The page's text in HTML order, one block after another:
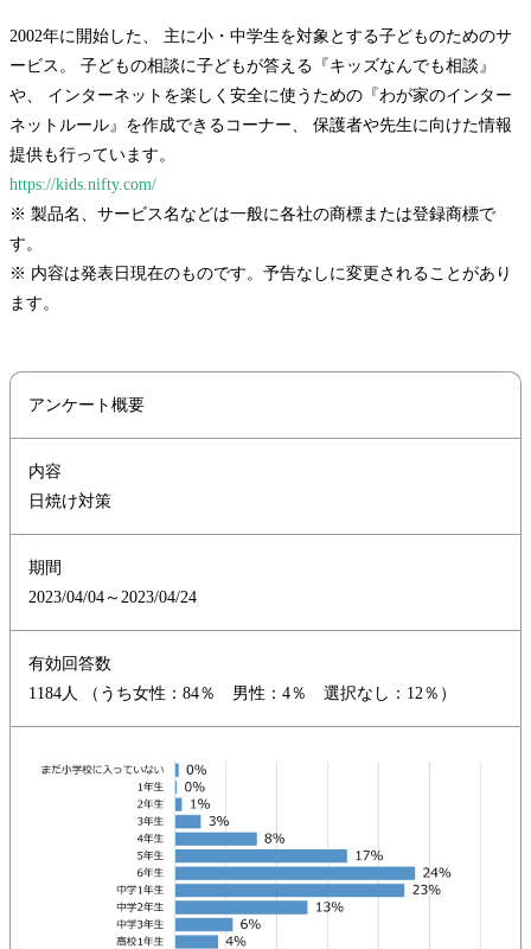
2002年に開始した、 主に小・中学生を対象とする子どものためのサ
ービス。 子どもの相談に子どもが答える『キッズなんでも相談』
や、 インターネットを楽しく安全に使うための『わが家のインター
ネットルール』を作成できるコーナー、 保護者や先生に向けた情報
提供も行っています。
https://kids.nifty.com/
※ 製品名、サービス名などは一般に各社の商標または登録商標で
す。
※ 内容は発表日現在のものです。予告なしに変更されることがあり
ます。
アンケート概要
内容
日焼け対策
期間
2023/04/04～2023/04/24
有効回答数
1184人 （うち女性：84％ 男性：4％ 選択なし：12％）